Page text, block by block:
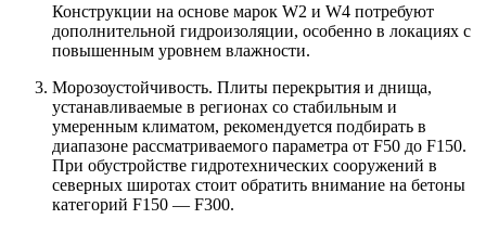
Конструкции на основе марок W2 и W4 потребуют
дополнительной гидроизоляции, особенно в локациях с
повышенным уровнем влажности.
Морозоустойчивость. Плиты перекрытия и днища,
устанавливаемые в регионах со стабильным и
умеренным климатом, рекомендуется подбирать в
диапазоне рассматриваемого параметра от F50 до F150.
При обустройстве гидротехнических сооружений в
северных широтах стоит обратить внимание на бетоны
категорий F150 — F300.